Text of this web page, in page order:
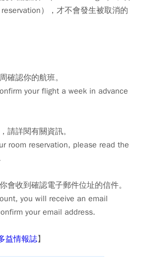
），才不會發生被取消的
確認你的航班。
your flight a week in advance
請詳閱有關資訊。
room reservation, please read the
會收到確認電子郵件位址的信件。
you will receive an email
your email address.
益情報誌】